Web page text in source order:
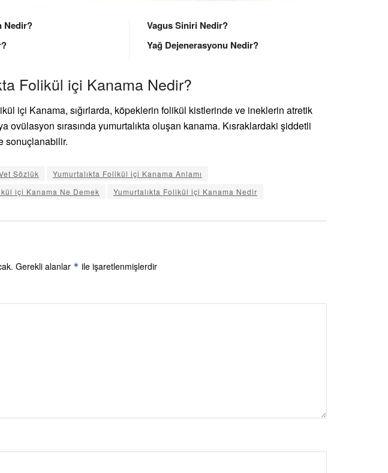
Nedir?
Vagus Siniri Nedir?
Yağ Dejenerasyonu Nedir?
Folikül içi Kanama Nedir?
içi Kanama, sığırlarda, köpeklerin folikül kistlerinde ve ineklerin atretik
ovülasyon sırasında yumurtalıkta oluşan kanama. Kısraklardaki şiddetli
sonuçlanabilir.
Sözlük
Yumurtalıkta Folikül içi Kanama Anlamı
içi Kanama Ne Demek
Yumurtalıkta Folikül içi Kanama Nedir
Gerekli alanlar * ile işaretlenmişlerdir